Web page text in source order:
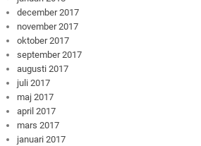
december 2017
november 2017
oktober 2017
september 2017
augusti 2017
juli 2017
maj 2017
april 2017
mars 2017
januari 2017